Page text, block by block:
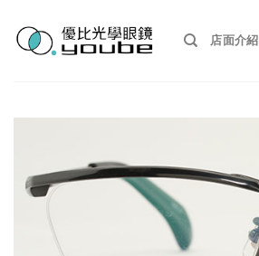
content
店面介紹